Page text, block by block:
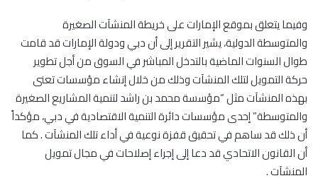
وفيما يتعلق بموقع الإمارات على خريطة المنشآت الصغيرة
والمتوسطة الدولية، يشير التقرير إلى أن دبي ودولة الإمارات قد قامت
طوال السنوات الماضية بالتدخل المباشر في السوق من أجل تطوير
حركة التمويل لتلك المنشآت وذلك من خلال إنشاء مؤسسات تعنى
بهذه المنشآت مثل “مؤسسة محمد بن راشد لتنمية المشاريع الصغيرة
والمتوسطة” إحدى مؤسسات دائرة التنمية الاقتصادية في دبي، مؤكداً
أن ذلك قد ساهم في تحقيق قفزة نوعية في أداء تلك المنشآت . كما
أن القانون الاتحادي قد دعا إلى إجراء إصلاحات في مجال تمويل
المنشآت .